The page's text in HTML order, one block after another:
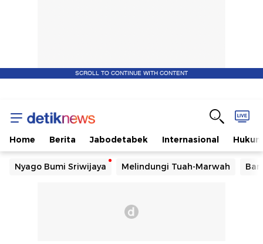
SCROLL TO CONTINUE WITH CONTENT
Home Berita Jabodetabek Internasional Hukum
Nyago Bumi Sriwijaya Melindungi Tuah-Marwah